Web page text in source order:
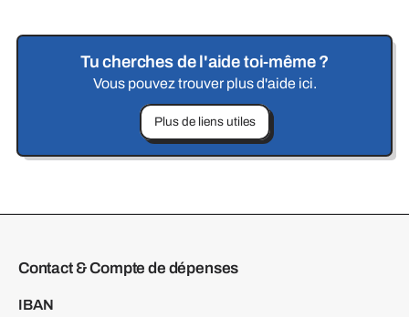
Tu cherches de l'aide toi-même ?
Vous pouvez trouver plus d'aide ici.
Plus de liens utiles
Contact & Compte de dépenses
IBAN